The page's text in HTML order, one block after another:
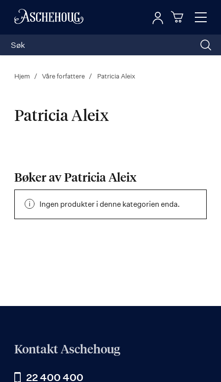
Toggle
Logg inn
Hjem Våre forfattere Patricia Aleix
Patricia Aleix
Bøker av Patricia Aleix
Ingen produkter i denne kategorien enda.
Kontakt Aschehoug
22 400 400